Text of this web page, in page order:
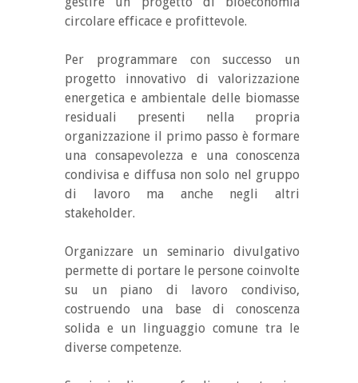
circolare efficace e profittevole.
Per programmare con successo un
progetto innovativo di valorizzazione
energetica e ambientale delle biomasse
residuali presenti nella propria
organizzazione il primo passo è formare
una consapevolezza e una conoscenza
condivisa e diffusa non solo nel gruppo
di lavoro ma anche negli altri
stakeholder.
Organizzare un seminario divulgativo
permette di portare le persone coinvolte
su un piano di lavoro condiviso,
costruendo una base di conoscenza
solida e un linguaggio comune tra le
diverse competenze.